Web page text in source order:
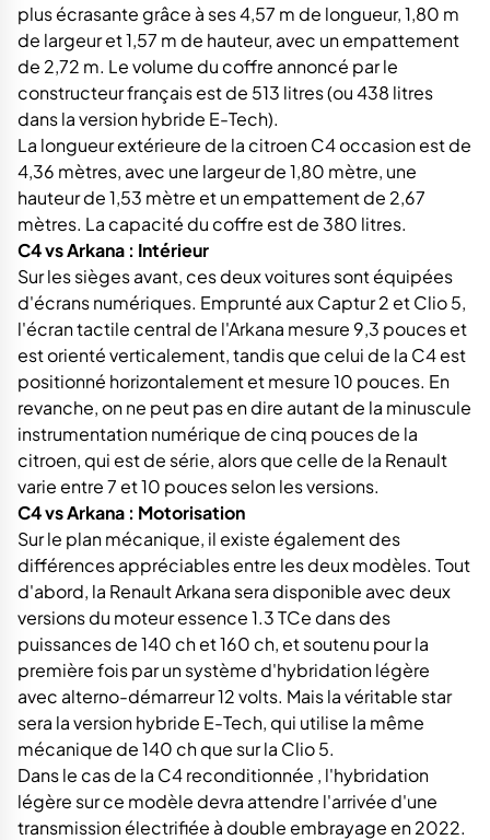
plus écrasante grâce à ses 4,57 m de longueur, 1,80 m
de largeur et 1,57 m de hauteur, avec un empattement
de 2,72 m. Le volume du coffre annoncé par le
constructeur français est de 513 litres (ou 438 litres
dans la version hybride E-Tech).
La longueur extérieure de la citroen C4 occasion est de
4,36 mètres, avec une largeur de 1,80 mètre, une
hauteur de 1,53 mètre et un empattement de 2,67
mètres. La capacité du coffre est de 380 litres.
C4 vs Arkana : Intérieur
Sur les sièges avant, ces deux voitures sont équipées
d'écrans numériques. Emprunté aux Captur 2 et Clio 5,
l'écran tactile central de l'Arkana mesure 9,3 pouces et
est orienté verticalement, tandis que celui de la C4 est
positionné horizontalement et mesure 10 pouces. En
revanche, on ne peut pas en dire autant de la minuscule
instrumentation numérique de cinq pouces de la
citroen, qui est de série, alors que celle de la Renault
varie entre 7 et 10 pouces selon les versions.
C4 vs Arkana : Motorisation
Sur le plan mécanique, il existe également des
différences appréciables entre les deux modèles. Tout
d'abord, la Renault Arkana sera disponible avec deux
versions du moteur essence 1.3 TCe dans des
puissances de 140 ch et 160 ch, et soutenu pour la
première fois par un système d'hybridation légère
avec alterno-démarreur 12 volts. Mais la véritable star
sera la version hybride E-Tech, qui utilise la même
mécanique de 140 ch que sur la Clio 5.
Dans le cas de la C4 reconditionnée , l'hybridation
légère sur ce modèle devra attendre l'arrivée d'une
transmission électrifiée à double embrayage en 2022.